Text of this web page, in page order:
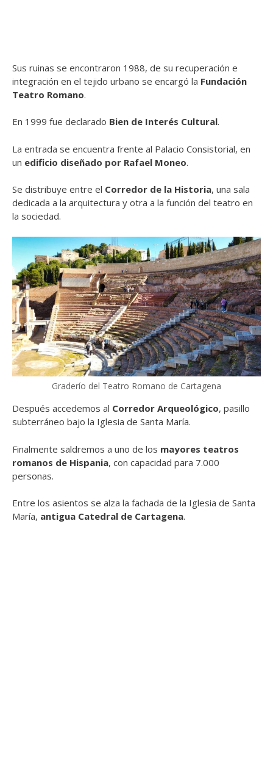
Sus ruinas se encontraron 1988, de su recuperación e
integración en el tejido urbano se encargó la Fundación
Teatro Romano.
En 1999 fue declarado Bien de Interés Cultural.
La entrada se encuentra frente al Palacio Consistorial, en
un edificio diseñado por Rafael Moneo.
Se distribuye entre el Corredor de la Historia, una sala
dedicada a la arquitectura y otra a la función del teatro en
la sociedad.
Graderío del Teatro Romano de Cartagena
Después accedemos al Corredor Arqueológico, pasillo
subterráneo bajo la Iglesia de Santa María.
Finalmente saldremos a uno de los mayores teatros
romanos de Hispania, con capacidad para 7.000
personas.
Entre los asientos se alza la fachada de la Iglesia de Santa
María, antigua Catedral de Cartagena.